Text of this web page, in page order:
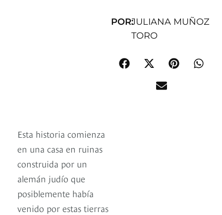
POR:JULIANA MUÑOZ
TORO
Esta historia comienza
en una casa en ruinas
construida por un
alemán judío que
posiblemente había
venido por estas tierras